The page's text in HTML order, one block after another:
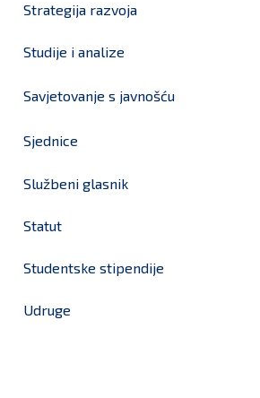
Strategija razvoja
Studije i analize
Savjetovanje s javnošću
Sjednice
Službeni glasnik
Statut
Studentske stipendije
Udruge